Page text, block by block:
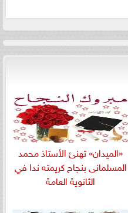
«الميدان» تهنئ الأستاذ محمد
المسلمانى بنجاح كريمته ندا في
الثانوية العامة